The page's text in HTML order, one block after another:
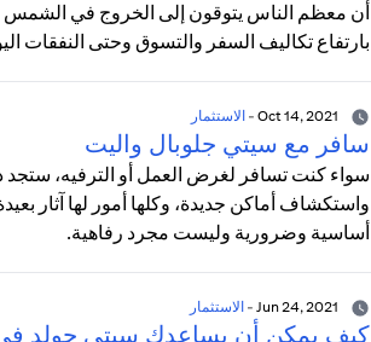
أن معظم الناس يتوقون إلى الخروج في الشمس
بارتفاع تكاليف السفر والتسوق وحتى النفقات
-الاستثمار
سافر مع سيتي جلوبال واليت
سواء كنت تسافر لغرض العمل أو الترفيه، ستجد
واستكشاف أماكن جديدة، وكلها أمور لها آثار
أساسية وضرورية وليست مجرد رفاهية.
-الاستثمار
كيف يمكن أن يساعدك سيتي جولد في